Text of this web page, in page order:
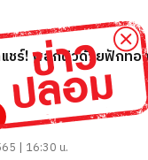
ชร์! พอกผิวด้วยฟักทอ
| 16:30 น.